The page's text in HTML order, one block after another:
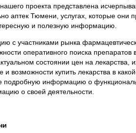
проекта представлена
аптек Тюмени, услугах, которые они
и полезную информацию.
с участниками рынка
оперативного поиска препаратов
состоянии цен на лекарства,
и возможности купить лекарства в
информацию о
о своей деятельности.